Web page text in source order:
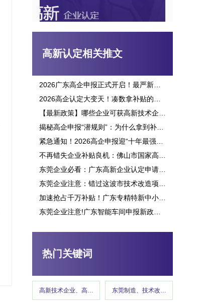
高新技术企业认定
高新认定相关推文
热门关键词
高新技术企业、高企认定、高企申报东莞制造、技术改造、东莞工信、